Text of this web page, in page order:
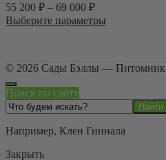
товара.
55 200 ₽ – 69 000 ₽
Выберите параметры
вариаций.
выбрать
странице
© 2026 Сады Бэллы — Питомник
Поиск по сайту
Например, Клен Гиннала
Закрыть